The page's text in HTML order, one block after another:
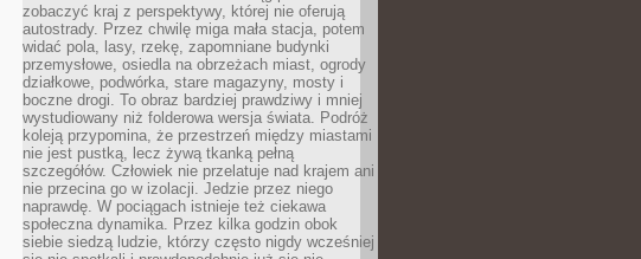
zobaczyć kraj z perspektywy, której nie oferują
autostrady. Przez chwilę miga mała stacja, potem
widać pola, lasy, rzekę, zapomniane budynki
przemysłowe, osiedla na obrzeżach miast, ogrody
działkowe, podwórka, stare magazyny, mosty i
boczne drogi. To obraz bardziej prawdziwy i mniej
wystudiowany niż folderowa wersja świata. Podróż
koleją przypomina, że przestrzeń między miastami
nie jest pustką, lecz żywą tkanką pełną
szczegółów. Człowiek nie przelatuje nad krajem ani
nie przecina go w izolacji. Jedzie przez niego
naprawdę. W pociągach istnieje też ciekawa
społeczna dynamika. Przez kilka godzin obok
siebie siedzą ludzie, którzy często nigdy wcześniej